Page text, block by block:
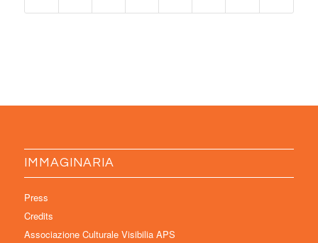
IMMAGINARIA
Press
Credits
Associazione Culturale Visibilia APS